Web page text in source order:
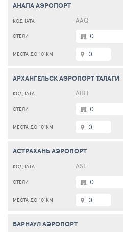
АНАПА АЭРОПОРТ
AAQ
0
0
АРХАНГЕЛЬСК АЭРОПОРТ ТАЛАГИ
ARH
0
0
АСТРАХАНЬ АЭРОПОРТ
ASF
0
0
БАРНАУЛ АЭРОПОРТ